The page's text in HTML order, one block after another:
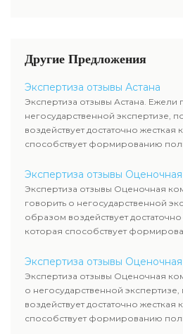
нам
Другие Предложения
Экспертиза отзывы Астана
Экспертиза отзывы Астана. Ежели
негосударственной экспертизе,
воздействует достаточно
способствует формированию
Экспертиза отзывы
Экспертиза отзывы Оценочная
говорить о негосударственной
образом воздействует
которая способствует
Экспертиза отзывы
Экспертиза отзывы Оценочная
о негосударственной
воздействует достаточно
способствует формированию